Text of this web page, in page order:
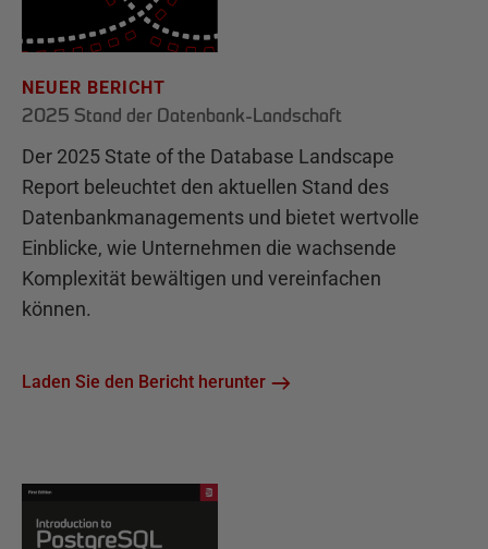
NEUER BERICHT
2025 Stand der Datenbank-Landschaft
Der 2025 State of the Database Landscape
Report beleuchtet den aktuellen Stand des
Datenbankmanagements und bietet wertvolle
Einblicke, wie Unternehmen die wachsende
Komplexität bewältigen und vereinfachen
können.
Laden Sie den Bericht herunter